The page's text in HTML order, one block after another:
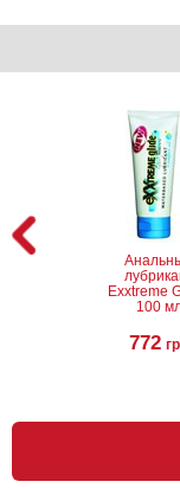
Насадка на
для
Ultimate
1827
Exxtreme
100
772